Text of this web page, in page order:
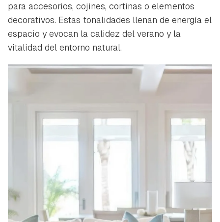
para accesorios, cojines, cortinas o elementos
decorativos. Estas tonalidades llenan de energía el
espacio y evocan la calidez del verano y la
vitalidad del entorno natural.